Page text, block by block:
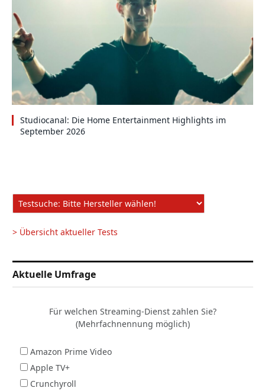
Studiocanal: Die Home Entertainment Highlights im
September 2026
> Übersicht aktueller Tests
Aktuelle Umfrage
Für welchen Streaming-Dienst zahlen Sie?
(Mehrfachnennung möglich)
Amazon Prime Video
Apple TV+
Crunchyroll